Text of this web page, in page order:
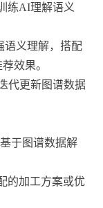
练AI理解语义
语义理解，搭配
效果。
代更新图谱数据
于图谱数据解
的加工方案或优